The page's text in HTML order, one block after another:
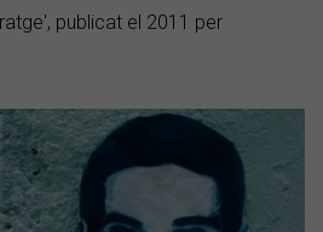
publicat el 2011 per